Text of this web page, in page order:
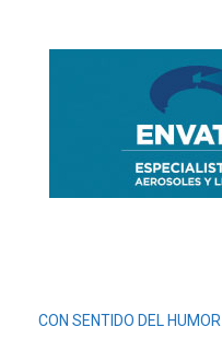
CON SENTIDO DEL HUMOR